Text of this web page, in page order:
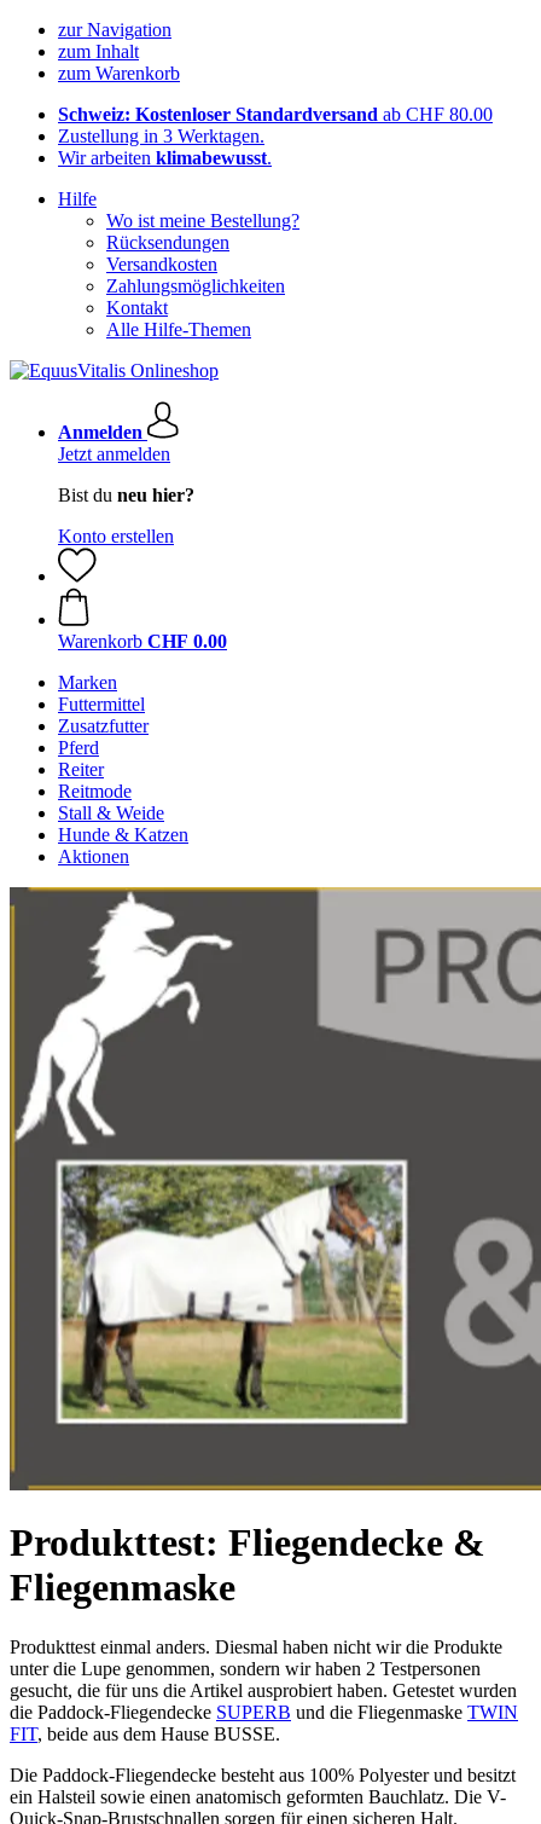
zur Navigation
zum Inhalt
zum Warenkorb
Schweiz: Kostenloser Standardversand ab CHF 80.00
Zustellung in 3 Werktagen.
Wir arbeiten klimabewusst.
Hilfe
Wo ist meine Bestellung?
Rücksendungen
Versandkosten
Zahlungsmöglichkeiten
Kontakt
Alle Hilfe-Themen
Anmelden
Jetzt anmelden
Bist du neu hier?
Konto erstellen
Warenkorb CHF 0.00
Marken
Futtermittel
Zusatzfutter
Pferd
Reiter
Reitmode
Stall & Weide
Hunde & Katzen
Aktionen
Produkttest: Fliegendecke &
Fliegenmaske
Produkttest einmal anders. Diesmal haben nicht wir die Produkte
unter die Lupe genommen, sondern wir haben 2 Testpersonen
gesucht, die für uns die Artikel ausprobiert haben. Getestet wurden
die Paddock-Fliegendecke SUPERB und die Fliegenmaske TWIN
FIT, beide aus dem Hause BUSSE.
Die Paddock-Fliegendecke besteht aus 100% Polyester und besitzt
ein Halsteil sowie einen anatomisch geformten Bauchlatz. Die V-
Quick-Snap-Brustschnallen sorgen für einen sicheren Halt.